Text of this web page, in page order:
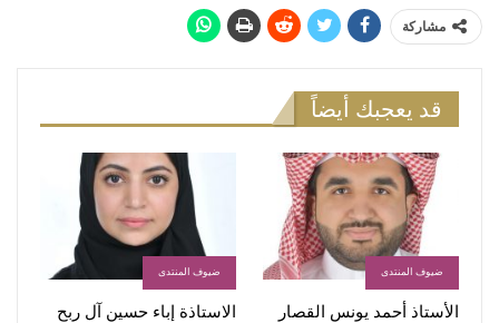
مشاركة
قد يعجبك أيضاً
ضيوف المنتدى
الأستاذ أحمد يونس القصار
ضيوف المنتدى
الاستاذة إباء حسين آل ربح